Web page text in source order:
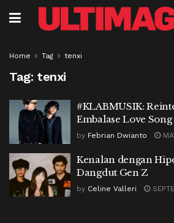
Home Tag tenxi
Tag: tenxi
#KLABMUSIK:
Embalase Love Song
by Febrian Dwianto
Kenalan dengan
Dangdut Gen Z
by Celine Valleri